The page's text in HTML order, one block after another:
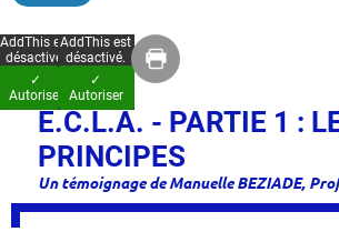
AddThis est
désactivé.
✓
Autoriser
AddThis est
désactivé.
✓
Autoriser
E.C.L.A. - PARTIE 1 :
PRINCIPES
Un témoignage de Manuelle BEZIADE,